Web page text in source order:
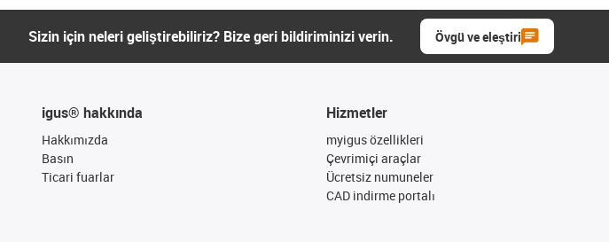
Sizin için neleri geliştirebiliriz? Bize geri bildiriminizi verin. Övgü ve eleştiri
igus® hakkında
Hakkımızda
Basın
Ticari fuarlar
Hizmetler
myigus özellikleri
Çevrimiçi araçlar
Ücretsiz numuneler
CAD indirme portalı